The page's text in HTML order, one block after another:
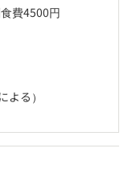
費4500円
る）